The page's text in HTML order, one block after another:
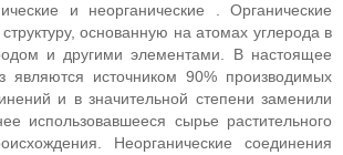
и неорганические . Органические
основанную на атомах углерода в
и другими элементами. В настоящее
являются источником 90% производимых
и в значительной степени заменили
использовавшееся сырье растительного
Неорганические соединения